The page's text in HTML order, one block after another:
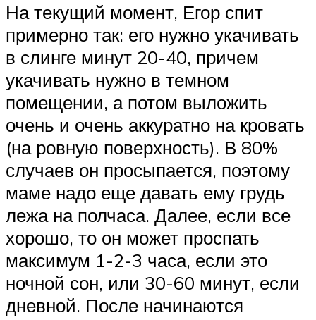
На текущий момент, Егор спит
примерно так: его нужно укачивать
в слинге минут 20-40, причем
укачивать нужно в темном
помещении, а потом выложить
очень и очень аккуратно на кровать
(на ровную поверхность). В 80%
случаев он просыпается, поэтому
маме надо еще давать ему грудь
лежа на полчаса. Далее, если все
хорошо, то он может проспать
максимум 1-2-3 часа, если это
ночной сон, или 30-60 минут, если
дневной. После начинаются